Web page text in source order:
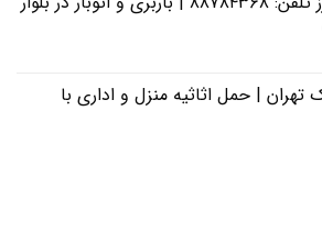
تهران | حمل اثاثیه منزل و اداری با